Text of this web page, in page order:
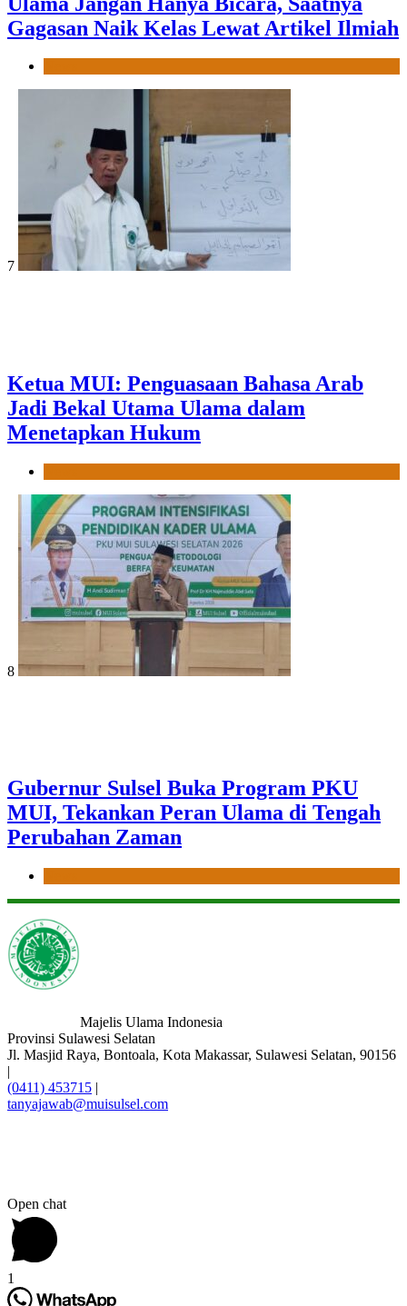
Gagasan Naik Kelas Lewat Artikel Ilmiah
7
Ketua MUI: Penguasaan Bahasa Arab
Jadi Bekal Utama Ulama dalam
Menetapkan Hukum
8
Gubernur Sulsel Buka Program PKU
MUI, Tekankan Peran Ulama di Tengah
Perubahan Zaman
Majelis Ulama Indonesia
Provinsi Sulawesi Selatan
Jl. Masjid Raya, Bontoala, Kota Makassar, Sulawesi Selatan, 90156
|
(0411) 453715 |
tanyajawab@muisulsel.com
Open chat
1